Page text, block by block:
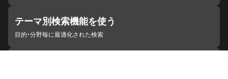
テーマ別検索機能を使う
目的・分野毎に最適化された検索